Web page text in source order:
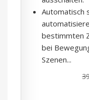
Automatisch
bestimmten
bei
Szenen...